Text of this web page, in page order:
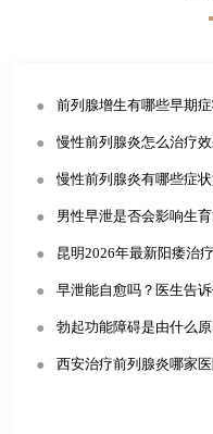
●
●
●
●
● 昆明2026年最新阳痿治
● 早泄能自愈吗？医生告
● 勃起功能障碍是由什么
● 西安治疗前列腺炎哪家